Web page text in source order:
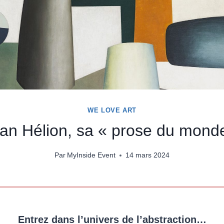
WE LOVE ART
Hélion, sa « prose du
Par MyInside Event 14 mars 2024
Entrez dans l’univers de l’abstraction…